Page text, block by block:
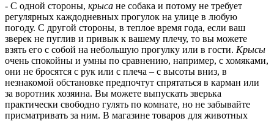
- С одной стороны, крыса не собака и потому не требует
регулярных каждодневных прогулок на улице в любую
погоду. С другой стороны, в теплое время года, если ваш
зверек не пуглив и привык к вашему плечу, то вы можете
взять его с собой на небольшую прогулку или в гости. Крысы
очень спокойны и умны по сравнению, например, с хомяками,
они не бросятся с рук или с плеча – с высоты вниз, в
незнакомой обстановке предпочтут спрятаться в карман или
за воротник хозяина. Вы можете выпускать зверька
практически свободно гулять по комнате, но не забывайте
присматривать за ним. В магазине товаров для животных